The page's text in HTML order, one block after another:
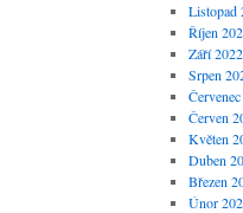
Listopad
Říjen
Září 2022
Srpen
Červen
Květen
Duben
Březen
Únor